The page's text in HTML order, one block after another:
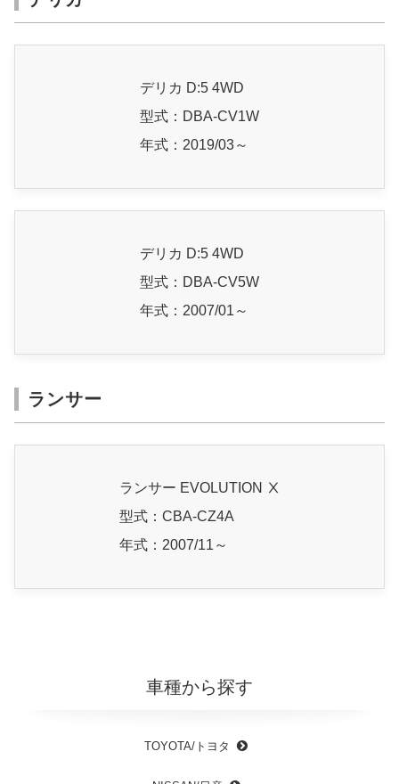
デリカ D:5 4WD
型式：DBA-CV1W
年式：2019/03～
デリカ D:5 4WD
型式：DBA-CV5W
年式：2007/01～
ランサー
ランサー EVOLUTION Ⅹ
型式：CBA-CZ4A
年式：2007/11～
車種から探す
TOYOTA/トヨタ